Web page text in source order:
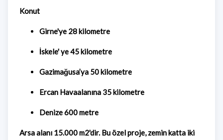
Konut
Girne'ye 28 kilometre
İskele' ye 45 kilometre
Gazimağusa’ya 50 kilometre
Ercan Havaalanına 35 kilometre
Denize 600 metre
Arsa alanı 15.000 m2'dir. Bu özel proje, zemin katta iki